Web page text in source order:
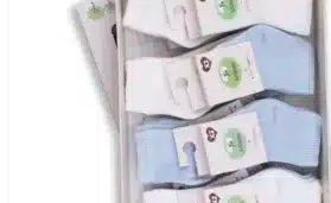
5-6 лет 110-116 см